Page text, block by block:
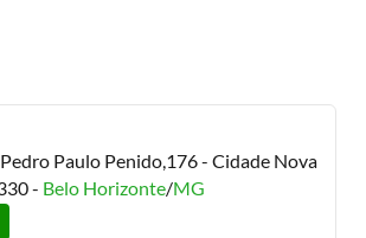
Paulo Penido,176 - Cidade Nova
- Belo Horizonte/MG